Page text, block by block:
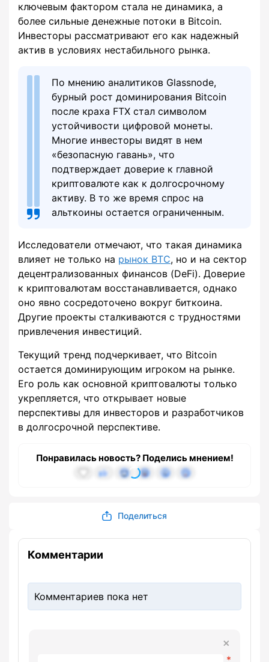
ключевым фактором стала не динамика, а
более сильные денежные потоки в Bitcoin.
Инвесторы рассматривают его как надежный
актив в условиях нестабильного рынка.
По мнению аналитиков Glassnode,
бурный рост доминирования Bitcoin
после краха FTX стал символом
устойчивости цифровой монеты.
Многие инвесторы видят в нем
«безопасную гавань», что
подтверждает доверие к главной
криптовалюте как к долгосрочному
активу. В то же время спрос на
альткоины остается ограниченным.
Исследователи отмечают, что такая динамика
влияет не только на рынок BTC, но и на сектор
децентрализованных финансов (DeFi). Доверие
к криптовалютам восстанавливается, однако
оно явно сосредоточено вокруг биткоина.
Другие проекты сталкиваются с трудностями
привлечения инвестиций.
Текущий тренд подчеркивает, что Bitcoin
остается доминирующим игроком на рынке.
Его роль как основной криптовалюты только
укрепляется, что открывает новые
перспективы для инвесторов и разработчиков
в долгосрочной перспективе.
Понравилась новость? Поделись мнением!
Поделиться
Комментарии
Комментариев пока нет